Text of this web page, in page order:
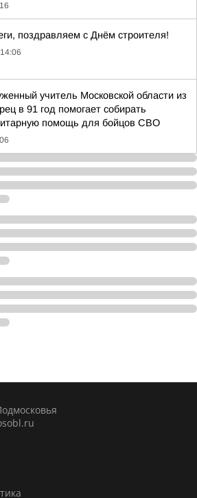
поздравляем с Днём строителя!
14:06
учитель Московской области из
в 91 год помогает собирать
помощь для бойцов СВО